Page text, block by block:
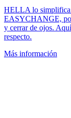
HELLA lo
EASYCHANGE,
y cerrar de ojos.
respecto.
Más información